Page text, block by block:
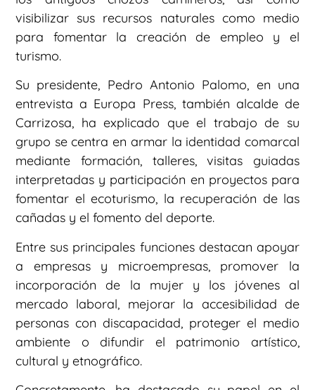
visibilizar sus recursos naturales como medio
para fomentar la creación de empleo y el
turismo.
Su presidente, Pedro Antonio Palomo, en una
entrevista a Europa Press, también alcalde de
Carrizosa, ha explicado que el trabajo de su
grupo se centra en armar la identidad comarcal
mediante formación, talleres, visitas guiadas
interpretadas y participación en proyectos para
fomentar el ecoturismo, la recuperación de las
cañadas y el fomento del deporte.
Entre sus principales funciones destacan apoyar
a empresas y microempresas, promover la
incorporación de la mujer y los jóvenes al
mercado laboral, mejorar la accesibilidad de
personas con discapacidad, proteger el medio
ambiente o difundir el patrimonio artístico,
cultural y etnográfico.